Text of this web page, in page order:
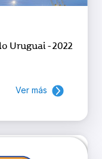
Uruguai - 2022
Ver más